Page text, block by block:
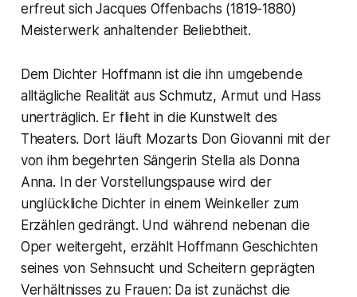
erfreut sich Jacques Offenbachs (1819-1880)
Meisterwerk anhaltender Beliebtheit.
Dem Dichter Hoffmann ist die ihn umgebende
alltägliche Realität aus Schmutz, Armut und Hass
unerträglich. Er flieht in die Kunstwelt des
Theaters. Dort läuft Mozarts Don Giovanni mit der
von ihm begehrten Sängerin Stella als Donna
Anna. In der Vorstellungspause wird der
unglückliche Dichter in einem Weinkeller zum
Erzählen gedrängt. Und während nebenan die
Oper weitergeht, erzählt Hoffmann Geschichten
seines von Sehnsucht und Scheitern geprägten
Verhältnisses zu Frauen: Da ist zunächst die